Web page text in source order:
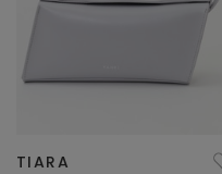
TIARA